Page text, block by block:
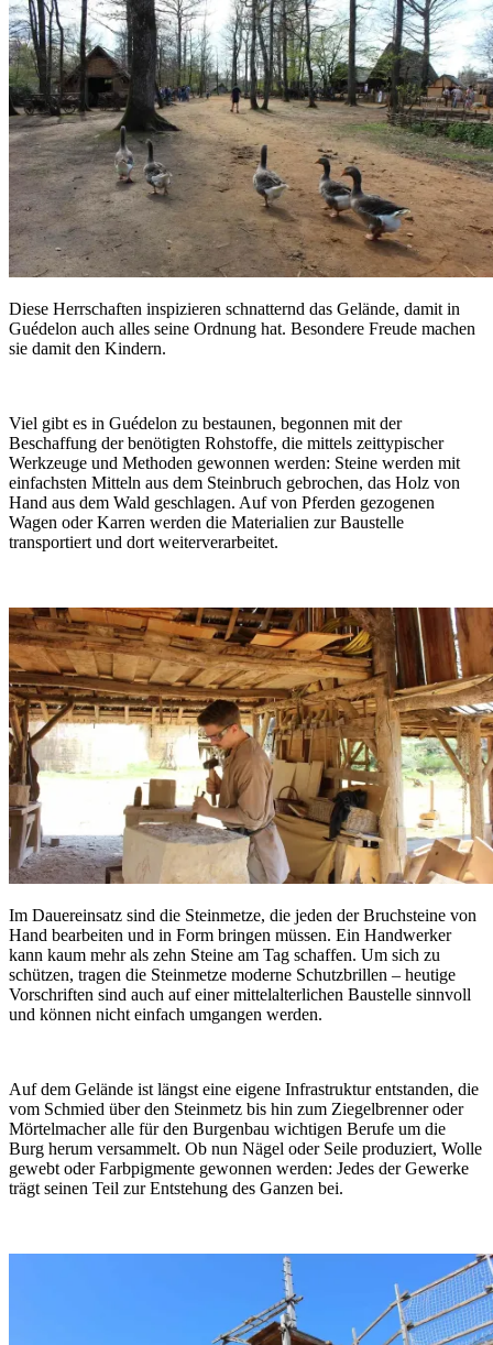
Diese Herrschaften inspizieren schnatternd das Gelände, damit in
Guédelon auch alles seine Ordnung hat. Besondere Freude machen
sie damit den Kindern.
Viel gibt es in Guédelon zu bestaunen, begonnen mit der
Beschaffung der benötigten Rohstoffe, die mittels zeittypischer
Werkzeuge und Methoden gewonnen werden: Steine werden mit
einfachsten Mitteln aus dem Steinbruch gebrochen, das Holz von
Hand aus dem Wald geschlagen. Auf von Pferden gezogenen
Wagen oder Karren werden die Materialien zur Baustelle
transportiert und dort weiterverarbeitet.
Im Dauereinsatz sind die Steinmetze, die jeden der Bruchsteine von
Hand bearbeiten und in Form bringen müssen. Ein Handwerker
kann kaum mehr als zehn Steine am Tag schaffen. Um sich zu
schützen, tragen die Steinmetze moderne Schutzbrillen – heutige
Vorschriften sind auch auf einer mittelalterlichen Baustelle sinnvoll
und können nicht einfach umgangen werden.
Auf dem Gelände ist längst eine eigene Infrastruktur entstanden, die
vom Schmied über den Steinmetz bis hin zum Ziegelbrenner oder
Mörtelmacher alle für den Burgenbau wichtigen Berufe um die
Burg herum versammelt. Ob nun Nägel oder Seile produziert, Wolle
gewebt oder Farbpigmente gewonnen werden: Jedes der Gewerke
trägt seinen Teil zur Entstehung des Ganzen bei.